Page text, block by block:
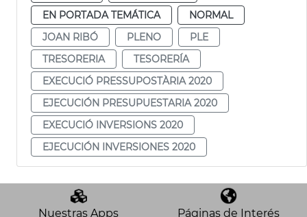
EN PORTADA TEMÁTICA
NORMAL
JOAN RIBÓ
PLENO
PLE
TRESORERIA
TESORERÍA
EXECUCIÓ PRESSUPOSTÀRIA 2020
EJECUCIÓN PRESUPUESTARIA 2020
EXECUCIÓ INVERSIONS 2020
EJECUCIÓN INVERSIONES 2020
Nuestras Apps Páginas de Interés